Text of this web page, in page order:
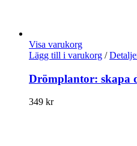
Visa varukorg
Lägg till i varukorg /
Drömplantor: skapa
349 kr